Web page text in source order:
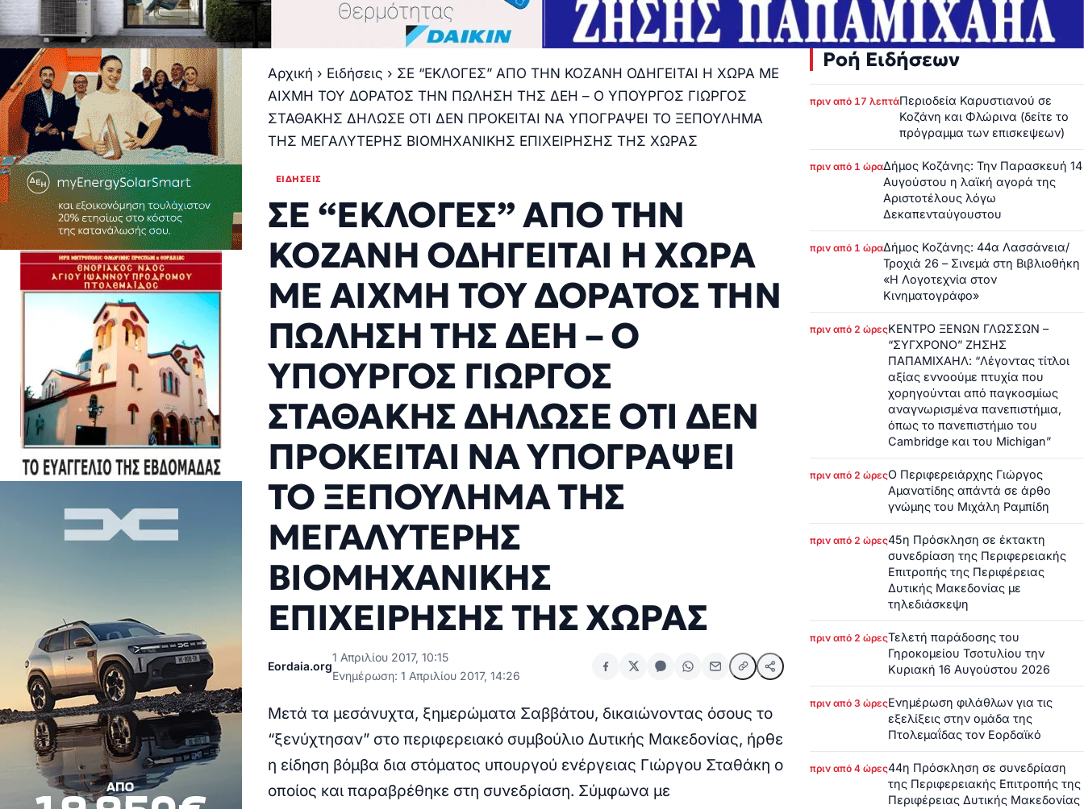
Αρχική › Ειδήσεις › ΣΕ “ΕΚΛΟΓΕΣ” ΑΠΟ ΤΗΝ ΚΟΖΑΝΗ ΟΔΗΓΕΙΤΑΙ Η ΧΩΡΑ ΜΕ
ΑΙΧΜΗ ΤΟΥ ΔΟΡΑΤΟΣ ΤΗΝ ΠΩΛΗΣΗ ΤΗΣ ΔΕΗ – Ο ΥΠΟΥΡΓΟΣ ΓΙΩΡΓΟΣ
ΣΤΑΘΑΚΗΣ ΔΗΛΩΣΕ ΟΤΙ ΔΕΝ ΠΡΟΚΕΙΤΑΙ ΝΑ ΥΠΟΓΡΑΨΕΙ ΤΟ ΞΕΠΟΥΛΗΜΑ
ΤΗΣ ΜΕΓΑΛΥΤΕΡΗΣ ΒΙΟΜΗΧΑΝΙΚΗΣ ΕΠΙΧΕΙΡΗΣΗΣ ΤΗΣ ΧΩΡΑΣ
ΕΙΔΉΣΕΙΣ
ΣΕ “ΕΚΛΟΓΕΣ” ΑΠΟ ΤΗΝ
ΚΟΖΑΝΗ ΟΔΗΓΕΙΤΑΙ Η ΧΩΡΑ
ΜΕ ΑΙΧΜΗ ΤΟΥ ΔΟΡΑΤΟΣ ΤΗΝ
ΠΩΛΗΣΗ ΤΗΣ ΔΕΗ – Ο
ΥΠΟΥΡΓΟΣ ΓΙΩΡΓΟΣ
ΣΤΑΘΑΚΗΣ ΔΗΛΩΣΕ ΟΤΙ ΔΕΝ
ΠΡΟΚΕΙΤΑΙ ΝΑ ΥΠΟΓΡΑΨΕΙ
ΤΟ ΞΕΠΟΥΛΗΜΑ ΤΗΣ
ΜΕΓΑΛΥΤΕΡΗΣ
ΒΙΟΜΗΧΑΝΙΚΗΣ
ΕΠΙΧΕΙΡΗΣΗΣ ΤΗΣ ΧΩΡΑΣ
Eordaia.org
1 Απριλίου 2017, 10:15
Ενημέρωση: 1 Απριλίου 2017, 14:26
Μετά τα μεσάνυχτα, ξημερώματα Σαββάτου, δικαιώνοντας όσους το
“ξενύχτησαν” στο περιφερειακό συμβούλιο Δυτικής Μακεδονίας, ήρθε
η είδηση βόμβα δια στόματος υπουργού ενέργειας Γιώργου Σταθάκη ο
οποίος και παραβρέθηκε στη συνεδρίαση. Σύμφωνα με
Ροή Ειδήσεων
πριν από 17 λεπτάΠεριοδεία Καρυστιανού σε
Κοζάνη και Φλώρινα (δείτε το
πρόγραμμα των επισκεψεων)
πριν από 1 ώραΔήμος Κοζάνης: Την Παρασκευή 14
Αυγούστου η λαϊκή αγορά της
Αριστοτέλους λόγω
Δεκαπενταύγουστου
πριν από 1 ώραΔήμος Κοζάνης: 44α Λασσάνεια/
Τροχιά 26 – Σινεμά στη Βιβλιοθήκη
«Η Λογοτεχνία στον
Κινηματογράφο»
πριν από 2 ώρεςΚΕΝΤΡΟ ΞΕΝΩΝ ΓΛΩΣΣΩΝ –
“ΣΥΓΧΡΟΝΟ” ΖΗΣΗΣ
ΠΑΠΑΜΙΧΑΗΛ: “Λέγοντας τίτλοι
αξίας εννοούμε πτυχία που
χορηγούνται από παγκοσμίως
αναγνωρισμένα πανεπιστήμια,
όπως το πανεπιστήμιο του
Cambridge και του Michigan”
πριν από 2 ώρεςΟ Περιφερειάρχης Γιώργος
Αμανατίδης απάντά σε άρθο
γνώμης του Μιχάλη Ραμπίδη
πριν από 2 ώρες45η Πρόσκληση σε έκτακτη
συνεδρίαση της Περιφερειακής
Επιτροπής της Περιφέρειας
Δυτικής Μακεδονίας με
τηλεδιάσκεψη
πριν από 2 ώρεςΤελετή παράδοσης του
Γηροκομείου Τσοτυλίου την
Κυριακή 16 Αυγούστου 2026
πριν από 3 ώρεςΕνημέρωση φιλάθλων για τις
εξελίξεις στην ομάδα της
Πτολεμαΐδας τον Εορδαϊκό
πριν από 4 ώρες44η Πρόσκληση σε συνεδρίαση
της Περιφερειακής Επιτροπής της
Περιφέρειας Δυτικής Μακεδονίας